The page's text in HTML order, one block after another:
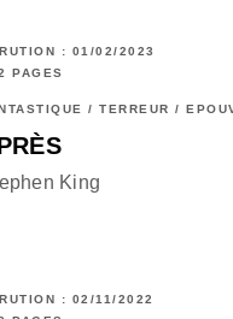
: 01/02/2023
PAGES
/ TERREUR /
King
: 02/11/2022